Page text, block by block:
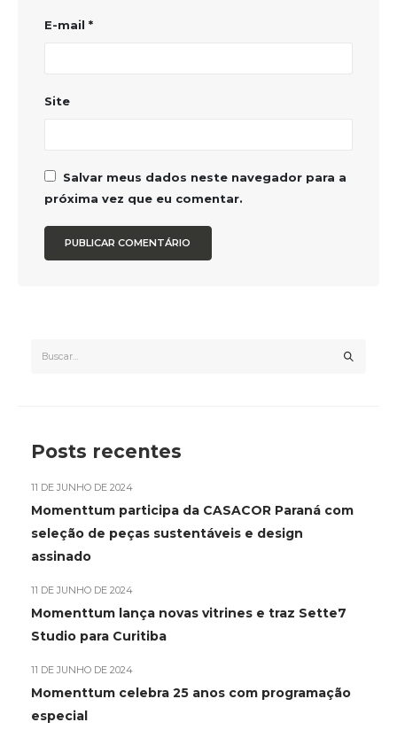
E-mail *
Site
Salvar meus dados neste navegador para a
próxima vez que eu comentar.
Posts recentes
Momenttum participa da CASACOR Paraná com
seleção de peças sustentáveis e design
assinado
11 DE JUNHO DE 2024
Momenttum lança novas vitrines e traz Sette7
Studio para Curitiba
11 DE JUNHO DE 2024
Momenttum celebra 25 anos com programação
especial
11 DE JUNHO DE 2024